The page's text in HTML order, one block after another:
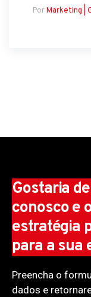
PorMarketing |
Gostaria
conosco e
estratégia
para a sua
Preencha o
dados e